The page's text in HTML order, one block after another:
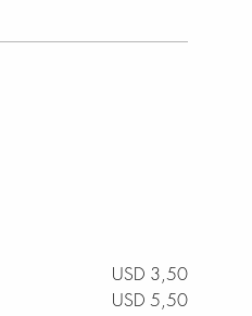
USD 3,50
USD 5,50